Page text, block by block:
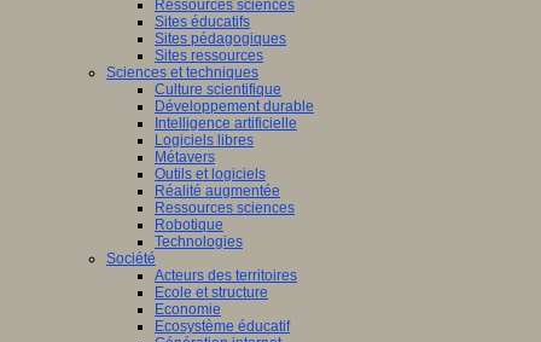
Ressources sciences
Sites éducatifs
Sites pédagogiques
Sites ressources
Sciences et techniques
Culture scientifique
Développement durable
Intelligence artificielle
Logiciels libres
Métavers
Outils et logiciels
Réalité augmentée
Ressources sciences
Robotique
Technologies
Société
Acteurs des territoires
Ecole et structure
Economie
Ecosystème éducatif